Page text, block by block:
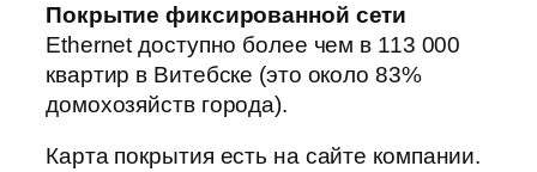
Покрытие фиксированной сети
Ethernet доступно более чем в 113 000
квартир в Витебске (это около 83%
домохозяйств города).
Карта покрытия есть на сайте компании.